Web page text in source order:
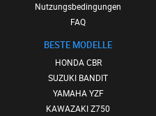
Nutzungsbedingungen
FAQ
BESTE MODELLE
HONDA CBR
SUZUKI BANDIT
YAMAHA YZF
KAWAZAKI Z750